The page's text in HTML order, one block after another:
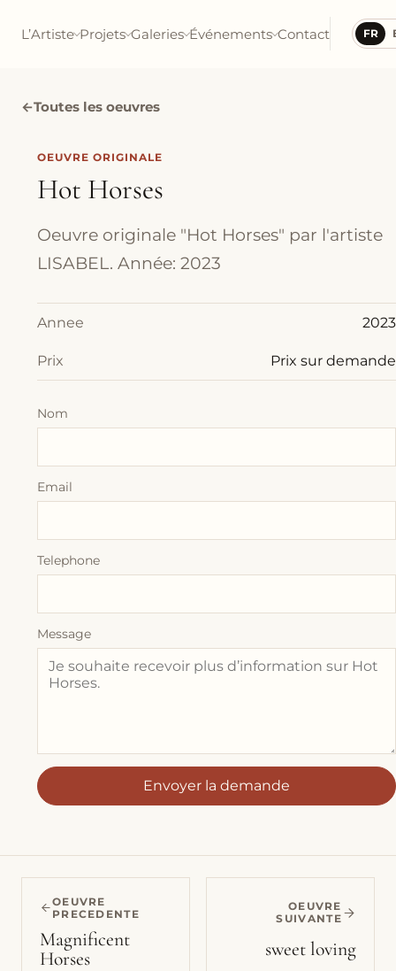
L’Artiste Projets Galeries Événements Contact FR
←Toutes les oeuvres
OEUVRE ORIGINALE
Hot Horses
Oeuvre originale "Hot Horses" par l'artiste
LISABEL. Année: 2023
Annee 2023
Prix Prix sur demande
Nom
Email
Telephone
Message
Envoyer la demande
OEUVRE
PRECEDENTE
Magnificent
Horses
OEUVRE
SUIVANTE
sweet loving